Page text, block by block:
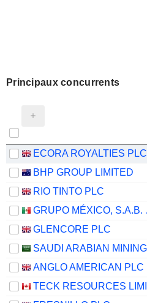
Principaux concurrents
ECORA ROYALTIES PLC
BHP GROUP LIMITED
RIO TINTO PLC
GLENCORE PLC
ANGLO AMERICAN PLC